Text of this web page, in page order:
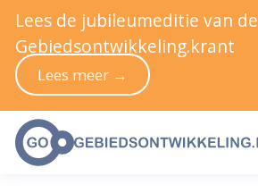
Lees de jubileumeditie van de
Gebiedsontwikkeling.krant
Lees meer →